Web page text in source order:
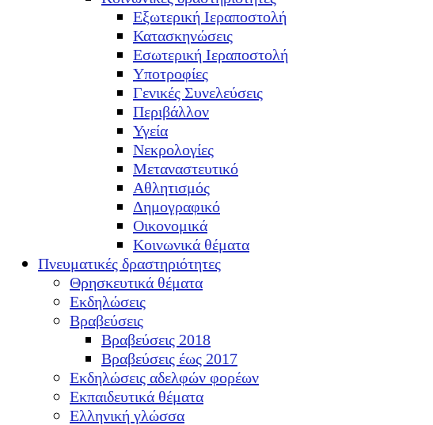
Εξωτερική Ιεραποστολή
Κατασκηνώσεις
Εσωτερική Ιεραποστολή
Υποτροφίες
Γενικές Συνελεύσεις
Περιβάλλον
Υγεία
Νεκρολογίες
Μεταναστευτικό
Αθλητισμός
Δημογραφικό
Οικονομικά
Κοινωνικά θέματα
Πνευματικές δραστηριότητες
Θρησκευτικά θέματα
Εκδηλώσεις
Βραβεύσεις
Βραβεύσεις 2018
Βραβεύσεις έως 2017
Εκδηλώσεις αδελφών φορέων
Εκπαιδευτικά θέματα
Ελληνική γλώσσα